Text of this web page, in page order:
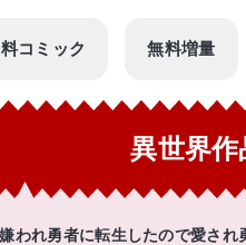
コミック 無料増量
異世界作
嫌われ勇者に転生したので愛さ